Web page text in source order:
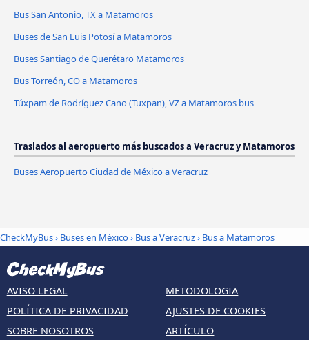
Bus San Antonio, TX a Matamoros
Buses de San Luis Potosí a Matamoros
Buses Santiago de Querétaro Matamoros
Bus Torreón, CO a Matamoros
Túxpam de Rodríguez Cano (Tuxpan), VZ a Matamoros bus
Traslados al aeropuerto más buscados a Veracruz y Matamoros
Buses Aeropuerto Ciudad de México a Veracruz
CheckMyBus› Buses en México› Bus a Veracruz› Bus a Matamoros
AVISO LEGAL
POLÍTICA DE PRIVACIDAD
SOBRE NOSOTROS
METODOLOGIA
AJUSTES DE COOKIES
ARTÍCULO